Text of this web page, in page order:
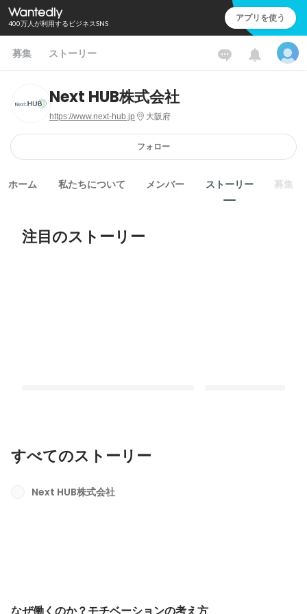
400万人が利用するビジネスSNS アプリを使う
募集 ストーリー
Next HUB株式会社
https://www.next-hub.jp 大阪府
フォロー
ホーム 私たちについて メンバー ストーリー 募集
注目のストーリー
すべてのストーリー
Next HUB株式会社